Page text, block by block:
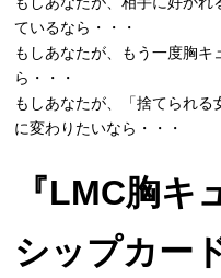
ているなら・・・
もしあなたが、もう一度胸
ら・・・
もしあなたが、「捨てられる
に変わりたいなら・・・
『LMC胸キ
シップカー